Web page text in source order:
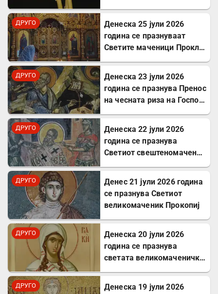
ДРУГО
Денеска 25 јули 2026
година се празнуваат
Светите маченици Прокл и
ДРУГО
Денеска 23 јули 2026
година се празнува Пренос
на чесната риза на Господ
ДРУГО
Денеска 22 јули 2026
година се празнува
Светиот свештеномаченик
ДРУГО
Денес 21 јули 2026 година
се празнува Светиот
великомаченик Прокопиј
ДРУГО
Денеска 20 јули 2026
година се празнува
светата великомаченичка
ДРУГО
Денеска 19 јули 2026